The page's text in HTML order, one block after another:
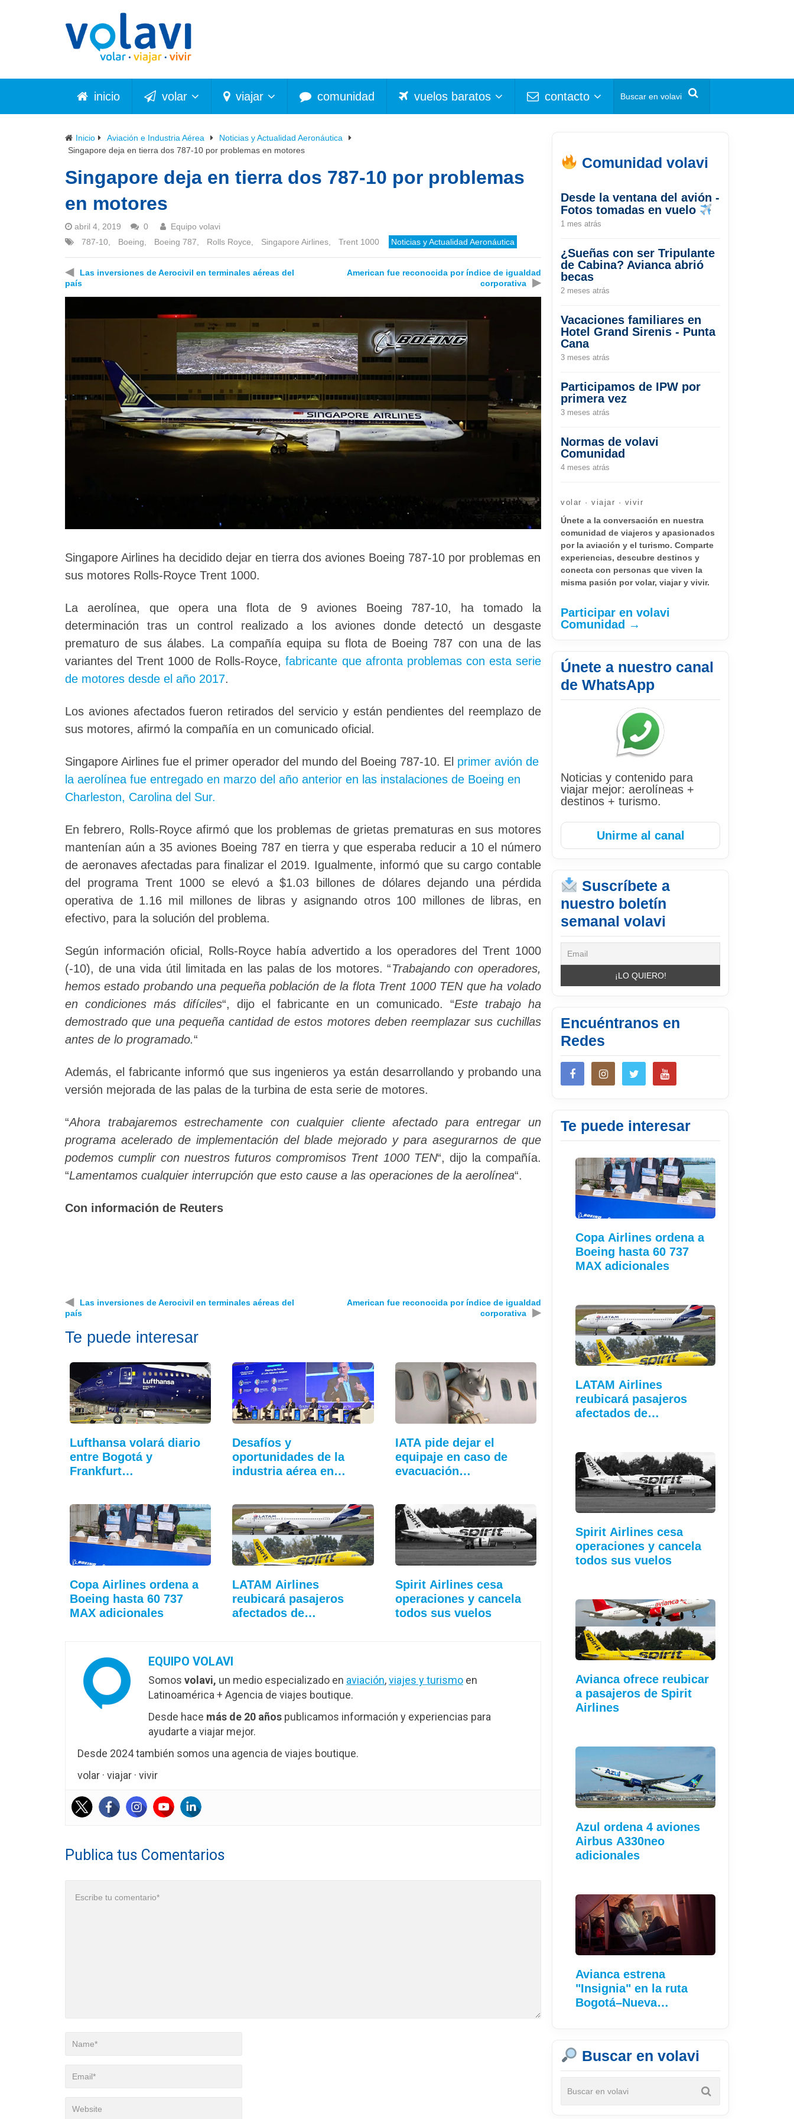
inicio volar viajar comunidad vuelos baratos contacto
Inicio Aviación e Industria Aérea
Noticias y Actualidad Aeronáutica
Singapore deja en tierra dos 787-10 por problemas en motores
Singapore deja en tierra dos 787-10 por problemas
en motores
abril 4, 2019 0
Equipo volavi
787-10
Boeing Boeing 787 Rolls Royce Singapore Airlines Trent 1000 Noticias y Actualidad Aeronáutica
◀
Las inversiones de Aerocivil en terminales aéreas del
país
American fue reconocida por índice de igualdad
corporativa
▶
Singapore Airlines ha decidido dejar en tierra dos aviones Boeing 787-10 por problemas en
sus motores Rolls-Royce Trent 1000.
La aerolínea, que opera una flota de 9 aviones Boeing 787-10, ha tomado la
determinación tras un control realizado a los aviones donde detectó un desgaste
prematuro de sus álabes. La compañía equipa su flota de Boeing 787 con una de las
variantes del Trent 1000 de Rolls-Royce,fabricante que afronta problemas con esta serie
de motores desde el año 2017.
Los aviones afectados fueron retirados del servicio y están pendientes del reemplazo de
sus motores, afirmó la compañía en un comunicado oficial.
Singapore Airlines fue el primer operador del mundo del Boeing 787-10. El primer avión de
la aerolínea fue entregado en marzo del año anterior en las instalaciones de Boeing en
Charleston, Carolina del Sur.
En febrero, Rolls-Royce afirmó que los problemas de grietas prematuras en sus motores
mantenían aún a 35 aviones Boeing 787 en tierra y que esperaba reducir a 10 el número
de aeronaves afectadas para finalizar el 2019. Igualmente, informó que su cargo contable
del programa Trent 1000 se elevó a $1.03 billones de dólares dejando una pérdida
operativa de 1.16 mil millones de libras y asignando otros 100 millones de libras, en
efectivo, para la solución del problema.
Según información oficial, Rolls-Royce había advertido a los operadores del Trent 1000
(-10), de una vida útil limitada en las palas de los motores. “Trabajando con operadores,
hemos estado probando una pequeña población de la flota Trent 1000 TEN que ha volado
en condiciones más difíciles“, dijo el fabricante en un comunicado. “Este trabajo ha
demostrado que una pequeña cantidad de estos motores deben reemplazar sus cuchillas
antes de lo programado.“
Además, el fabricante informó que sus ingenieros ya están desarrollando y probando una
versión mejorada de las palas de la turbina de esta serie de motores.
“Ahora trabajaremos estrechamente con cualquier cliente afectado para entregar un
programa acelerado de implementación del blade mejorado y para asegurarnos de que
podemos cumplir con nuestros futuros compromisos Trent 1000 TEN“, dijo la compañía.
“Lamentamos cualquier interrupción que esto cause a las operaciones de la aerolínea“.
Con información de Reuters
◀
Las inversiones de Aerocivil en terminales aéreas del
país
American fue reconocida por índice de igualdad
corporativa
▶
Te puede interesar
Lufthansa volará diario
entre Bogotá y
Frankfurt…
Desafíos y
oportunidades de la
industria aérea en…
IATA pide dejar el
equipaje en caso de
evacuación…
Copa Airlines ordena a
Boeing hasta 60 737
MAX adicionales
LATAM Airlines
reubicará pasajeros
afectados de…
Spirit Airlines cesa
operaciones y cancela
todos sus vuelos
EQUIPO VOLAVI
Somos volavi, un medio especializado en aviación,viajes y turismo en
Latinoamérica + Agencia de viajes boutique.
Desde hace más de 20 años publicamos información y experiencias para
ayudarte a viajar mejor.
Desde 2024 también somos una agencia de viajes boutique.
volar · viajar · vivir
Publica tus Comentarios
Comunidad volavi
Desde la ventana del avión -
Fotos tomadas en vuelo
1 mes atrás
¿Sueñas con ser Tripulante
de Cabina? Avianca abrió
becas
2 meses atrás
Vacaciones familiares en
Hotel Grand Sirenis - Punta
Cana
3 meses atrás
Participamos de IPW por
primera vez
3 meses atrás
Normas de volavi
Comunidad
4 meses atrás
volar · viajar · vivir
Únete a la conversación en nuestra
comunidad de viajeros y apasionados
por la aviación y el turismo. Comparte
experiencias, descubre destinos y
conecta con personas que viven la
misma pasión por volar, viajar y vivir.
Participar en volavi
Comunidad →
Únete a nuestro canal
de WhatsApp
Noticias y contenido para
viajar mejor: aerolíneas +
destinos + turismo.
Unirme al canal
Suscríbete a
nuestro boletín
semanal volavi
Encuéntranos en
Redes
Te puede interesar
Copa Airlines ordena a
Boeing hasta 60 737
MAX adicionales
LATAM Airlines
reubicará pasajeros
afectados de…
Spirit Airlines cesa
operaciones y cancela
todos sus vuelos
Avianca ofrece reubicar
a pasajeros de Spirit
Airlines
Azul ordena 4 aviones
Airbus A330neo
adicionales
Avianca estrena
"Insignia" en la ruta
Bogotá–Nueva…
Buscar en volavi